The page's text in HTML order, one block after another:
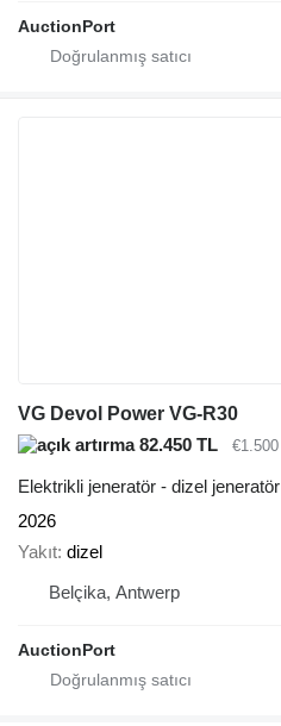
AuctionPort
VG Devol Power VG-R30
82.450 TL
€1.500
Elektrikli jeneratör - dizel jeneratör
2026
Yakıt dizel
Belçika, Antwerp
AuctionPort